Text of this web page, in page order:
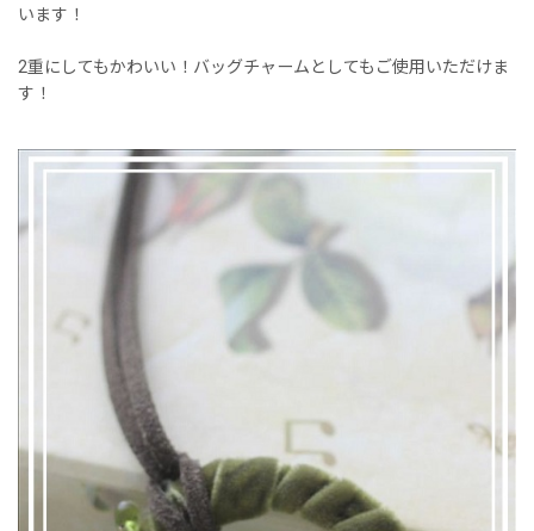
います！
2重にしてもかわいい！バッグチャームとしてもご使用いただけま
す！